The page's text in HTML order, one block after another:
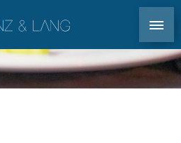
TEL. +34 971 339 305